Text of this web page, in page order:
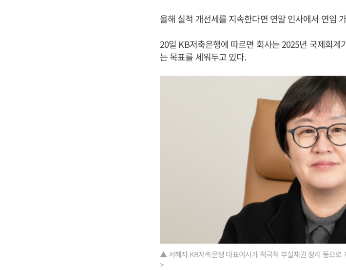
올해 실적 개선세를 지속한다면 연말 인사에서 연임
20일 KB저축은행에 따르면 회사는 2025년 국제회계
는 목표를 세워두고 있다.
▲ ​서혜자 KB저축은행 대표이사가 적극적 부실채권 정리 등으로
>​